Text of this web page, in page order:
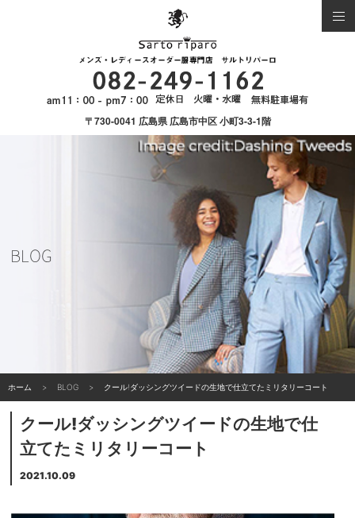
〒730-0041 広島県 広島市中区 小町3-3-1階
BLOG
ホーム BLOG クール!ダッシングツイードの生地で仕立てたミリタリーコート
クール!ダッシングツイードの生地で仕
立てたミリタリーコート
2021.10.09